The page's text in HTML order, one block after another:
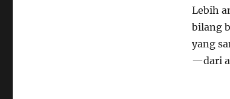
Lebih
bilang
yang
—dari